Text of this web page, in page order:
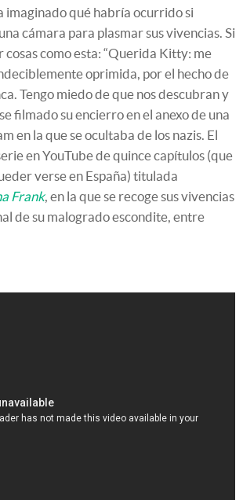
imaginado qué habría ocurrido si
cámara para plasmar sus vivencias. Si
cosas como esta: “Querida Kitty: me
oprimida, por el hecho de
Tengo miedo de que nos descubran y
filmado su encierro en el anexo de una
en la que se ocultaba de los nazis. El
en YouTube de quince capítulos (que
verse en España) titulada
Frank, en la que se recoge sus vivencias
de su malogrado escondite, entre